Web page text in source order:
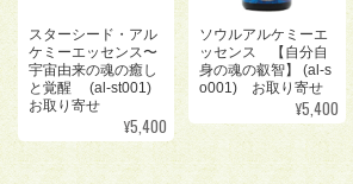
スターシード・アル
ケミーエッセンス〜
宇宙由来の魂の癒し
と覚醒 (al-st001)
お取り寄せ
¥5,400
ソウルアルケミーエ
ッセンス 【自分自
身の魂の叡智】 (al-s
o001) お取り寄せ
¥5,400